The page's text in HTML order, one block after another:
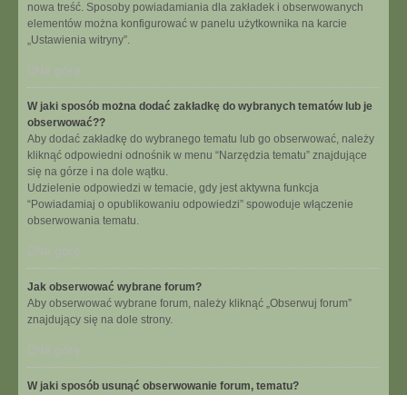
nowa treść. Sposoby powiadamiania dla zakładek i obserwowanych
elementów można konfigurować w panelu użytkownika na karcie
„Ustawienia witryny”.
Na górę
W jaki sposób można dodać zakładkę do wybranych tematów lub je
obserwować??
Aby dodać zakładkę do wybranego tematu lub go obserwować, należy
kliknąć odpowiedni odnośnik w menu “Narzędzia tematu” znajdujące
się na górze i na dole wątku.
Udzielenie odpowiedzi w temacie, gdy jest aktywna funkcja
“Powiadamiaj o opublikowaniu odpowiedzi” spowoduje włączenie
obserwowania tematu.
Na górę
Jak obserwować wybrane forum?
Aby obserwować wybrane forum, należy kliknąć „Obserwuj forum”
znajdujący się na dole strony.
Na górę
W jaki sposób usunąć obserwowanie forum, tematu?